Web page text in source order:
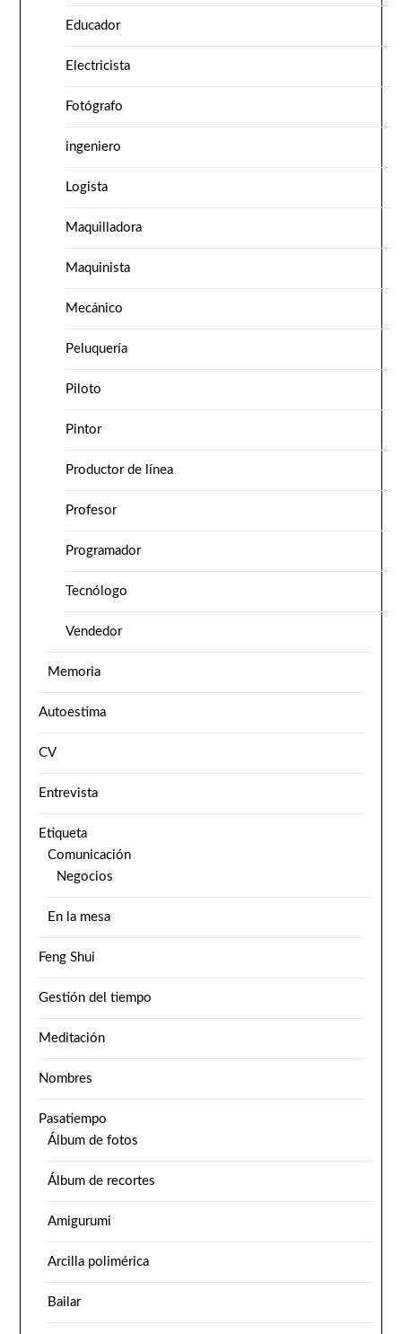
Educador
Electricista
Fotógrafo
ingeniero
Logista
Maquilladora
Maquinista
Mecánico
Peluquería
Piloto
Pintor
Productor de línea
Profesor
Programador
Tecnólogo
Vendedor
Memoria
Autoestima
CV
Entrevista
Etiqueta
Comunicación
Negocios
En la mesa
Feng Shui
Gestión del tiempo
Meditación
Nombres
Pasatiempo
Álbum de fotos
Álbum de recortes
Amigurumi
Arcilla polimérica
Bailar